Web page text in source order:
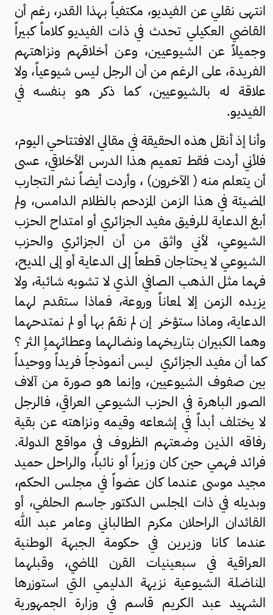
انتهى نقلي عن الفيديو، مكتفياً بهذا القدر، رغم أن
القاضي العكيلي تحدث في ذات الفيديو كلاماً كبيراً
وجميلاً عن الشيوعيين، وعن أخلاقهم ونزاهتهم
الفريدة، على الرغم من أن الرجل ليس شيوعياً، ولا
علاقة له بالشيوعيين، كما ذكر هو بنفسه في
الفيديو.
وأنا إذ أنقل هذه الحقيقة في مقالي الافتتاحي اليوم،
فلأني أردت فقط تعميم هذا الدرس الأخلاقي، عسى
أن يتعلم منه ( الآخرون) ، وأردت أيضاً نشر التجارب
المضيئة في هذا الزمن المزدحم بالظلام الدامس، ولم
أبغ الدعاية للرفيق مفيد الجزائري أو امتداح الحزب
الشيوعي، لأني واثق من أن الجزائري والحزب
الشيوعي لا يحتاجان قطعاً إلى الدعاية أو إلى المديح،
فهما مثل الذهب الصافي الذي لا تشوبه شائبة، ولا
يزيده الزمن إلا لمعاناً وروعة، فماذا ستقدم لهما
الدعاية، وماذا ستؤخر إن لم نقمً بها أو لم نمتدحهما
وهما الكبيران بتاريخهما ونضالهما وعطائهماٍ الثر ؟
كما أن مفيد الجزائري ليس أنموذجاً فريداً ووحيداً
بين صفوف الشيوعيين، وإنما هو صورة من آلاف
الصور الباهرة في الحزب الشيوعي العراقي، فالرجل
لا يختلف أبداً في إشعاعه وقيمه ونزاهته عن بقية
رفاقه الذين وضعتهم الظروف في مواقع الدولة.
فرائد فهمي حين كان وزيراً أو نائباً، والراحل حميد
مجيد موسى عندما كان عضواً في مجلس الحكم،
وبديله في ذات المجلس الدكتور جاسم الحلفي، أو
القائدان الراحلان مكرم الطالباني وعامر عبد الله
عندما كانا وزيرين في حكومة الجبهة الوطنية
العراقية في سبعينيات القرن الماضي، وقبلهما
المناضلة الشيوعية نزيهة الدليمي التي استوزرها
الشهيد عبد الكريم قاسم في وزارة الجمهورية